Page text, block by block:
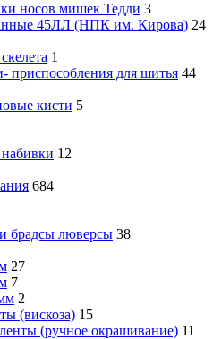
носов мишек Тедди 3
45ЛЛ (НПК им. Кирова) 24
1
приспособления для шитья 44
кисти 5
12
684
брадсы люверсы 38
27
7
2
(вискоза) 15
(ручное окрашивание) 11